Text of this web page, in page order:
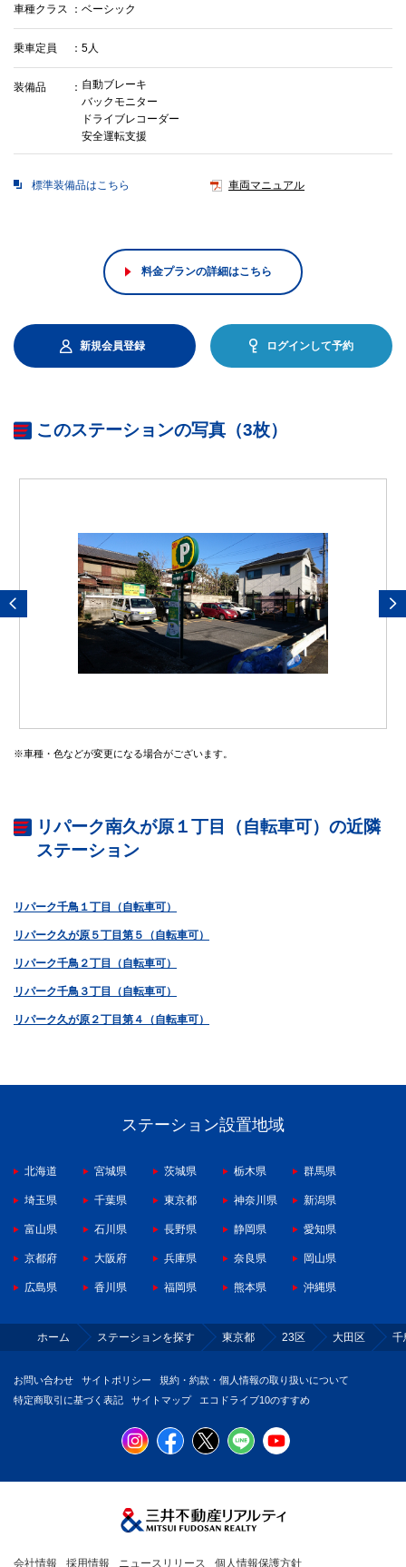
車種クラス ベーシック
乗車定員 5人
装備品
自動ブレーキ
バックモニター
ドライブレコーダー
安全運転支援
標準装備品はこちら 車両マニュアル
料金プランの詳細はこちら
新規会員登録 ログインして予約
このステーションの写真（3枚）
※車種・色などが変更になる場合がございます。
リパーク南久が原１丁目（自転車可）の近隣
ステーション
リパーク千鳥１丁目（自転車可）
リパーク久が原５丁目第５（自転車可）
リパーク千鳥２丁目（自転車可）
リパーク千鳥３丁目（自転車可）
リパーク久が原２丁目第４（自転車可）
ステーション設置地域
北海道 宮城県 茨城県 栃木県 群馬県
埼玉県 千葉県 東京都 神奈川県 新潟県
富山県 石川県 長野県 静岡県 愛知県
京都府 大阪府 兵庫県 奈良県 岡山県
広島県 香川県 福岡県 熊本県 沖縄県
ホーム ステーションを探す 東京都 23区 大田区 千
お問い合わせ サイトポリシー
規約・約款・個人情報の取り扱いについて
特定商取引に基づく表記
サイトマップ エコドライブ10のすすめ
会社情報 採用情報 ニュースリリース 個人情報保護方針